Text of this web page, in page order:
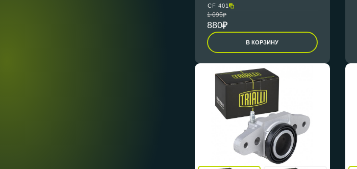
CF 401
1 095
880
В КОРЗИНУ